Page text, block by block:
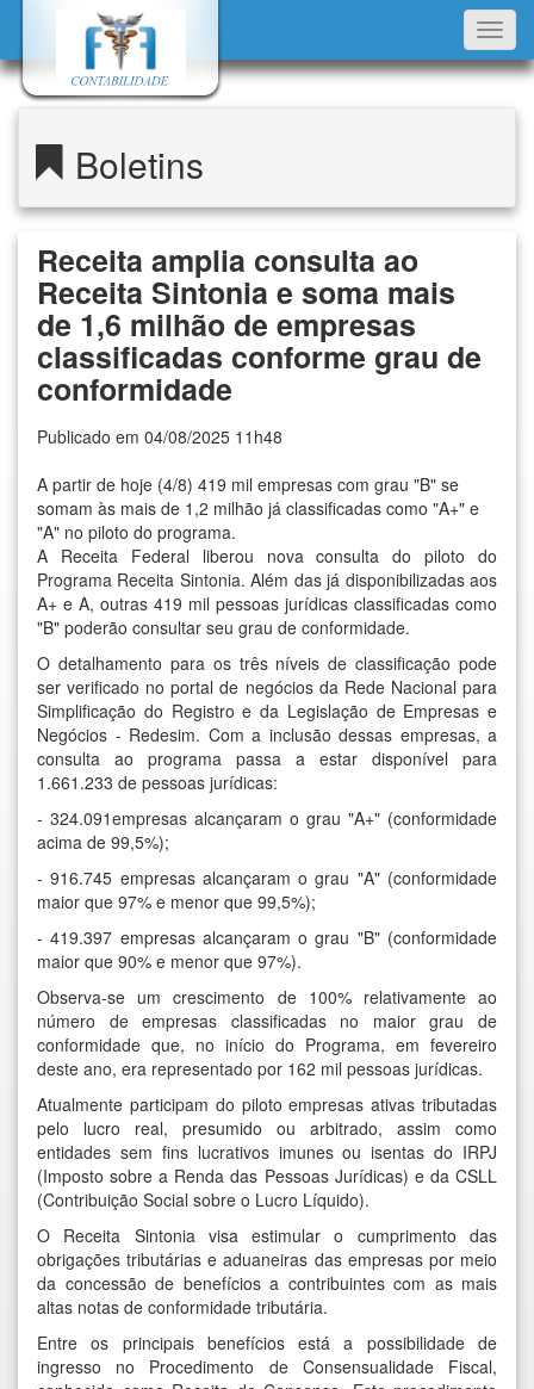
Boletins
Receita amplia consulta ao
Receita Sintonia e soma mais
de 1,6 milhão de empresas
classificadas conforme grau de
conformidade
Publicado em 04/08/2025 11h48
A partir de hoje (4/8) 419 mil empresas com grau "B" se
somam às mais de 1,2 milhão já classificadas como "A+" e
"A" no piloto do programa.
A Receita Federal liberou nova consulta do piloto do
Programa Receita Sintonia. Além das já disponibilizadas aos
A+ e A, outras 419 mil pessoas jurídicas classificadas como
"B" poderão consultar seu grau de conformidade.
O detalhamento para os três níveis de classificação pode
ser verificado no portal de negócios da Rede Nacional para
Simplificação do Registro e da Legislação de Empresas e
Negócios - Redesim. Com a inclusão dessas empresas, a
consulta ao programa passa a estar disponível para
1.661.233 de pessoas jurídicas:
- 324.091empresas alcançaram o grau "A+" (conformidade
acima de 99,5%);
- 916.745 empresas alcançaram o grau "A" (conformidade
maior que 97% e menor que 99,5%);
- 419.397 empresas alcançaram o grau "B" (conformidade
maior que 90% e menor que 97%).
Observa-se um crescimento de 100% relativamente ao
número de empresas classificadas no maior grau de
conformidade que, no início do Programa, em fevereiro
deste ano, era representado por 162 mil pessoas jurídicas.
Atualmente participam do piloto empresas ativas tributadas
pelo lucro real, presumido ou arbitrado, assim como
entidades sem fins lucrativos imunes ou isentas do IRPJ
(Imposto sobre a Renda das Pessoas Jurídicas) e da CSLL
(Contribuição Social sobre o Lucro Líquido).
O Receita Sintonia visa estimular o cumprimento das
obrigações tributárias e aduaneiras das empresas por meio
da concessão de benefícios a contribuintes com as mais
altas notas de conformidade tributária.
Entre os principais benefícios está a possibilidade de
ingresso no Procedimento de Consensualidade Fiscal,